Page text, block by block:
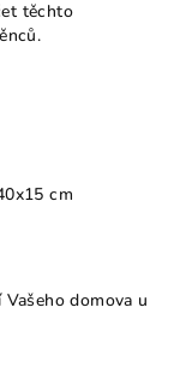
těchto
cm
domova u